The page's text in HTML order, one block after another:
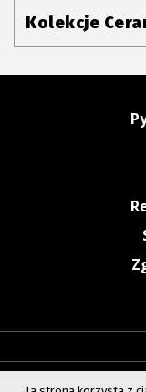
Kolekcje